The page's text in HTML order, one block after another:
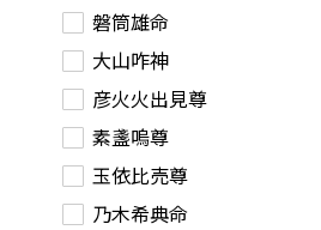
磐筒雄命
大山咋神
彦火火出見尊
素盞嗚尊
玉依比売尊
乃木希典命